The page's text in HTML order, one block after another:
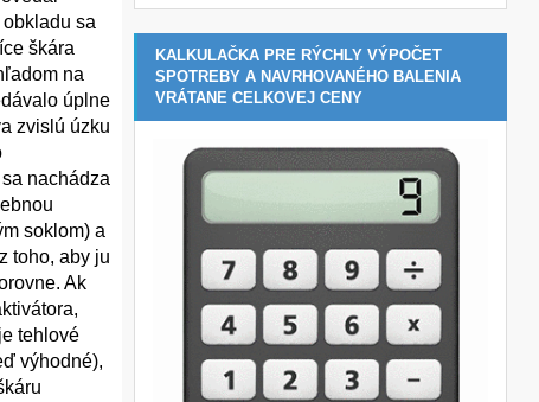
sa
škára
na
úplne
zvislú úzku
nachádza
soklom) a
toho, aby ju
Ak
tehlové
výhodné),
KALKULAČKA PRE RÝCHLY VÝPOČET
SPOTREBY A NAVRHOVANÉHO BALENIA
VRÁTANE CELKOVEJ CENY